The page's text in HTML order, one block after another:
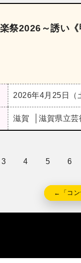
祭2026～誘い《
2026年4月25日（
滋賀 滋賀県立芸
3 4 5 6
←「コン